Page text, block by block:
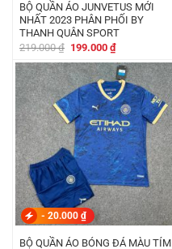
BỘ QUẦN ÁO JUNVETUS MỚI
NHẤT 2023 PHÂN PHỐI BY
THANH QUÂN SPORT
219.000₫ Giá
là:
219.000 ₫.
199.000 ₫Giá
hiện
tại
là:
199.000 ₫.
- 20.000 ₫
BỘ QUẦN ÁO BÓNG ĐÁ MÀU TÍM